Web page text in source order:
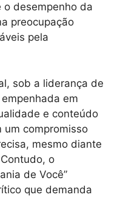
o desempenho da
preocupação
pela
sob a liderança de
em
e conteúdo
um compromisso
mesmo diante
o
de Você”
que demanda